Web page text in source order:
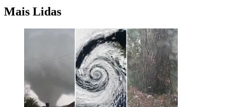
Mais Lidas